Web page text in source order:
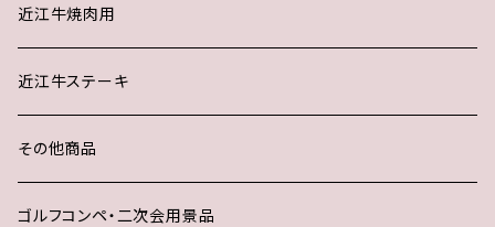
近江牛焼肉用
近江牛ステーキ
その他商品
ゴルフコンペ・二次会用景品